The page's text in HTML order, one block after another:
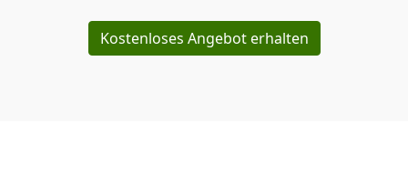
Kostenloses Angebot erhalten